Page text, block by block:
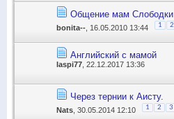
Общение мам Слободки
bonita-- , 16.05.2010 13:44 1 2
Английский с мамой
laspi77 , 22.12.2017 13:36
Через тернии к Аисту.
Nats , 30.05.2014 12:10 1 2 3